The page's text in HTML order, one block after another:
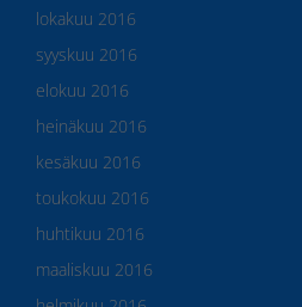
lokakuu 2016
syyskuu 2016
elokuu 2016
heinäkuu 2016
kesäkuu 2016
toukokuu 2016
huhtikuu 2016
maaliskuu 2016